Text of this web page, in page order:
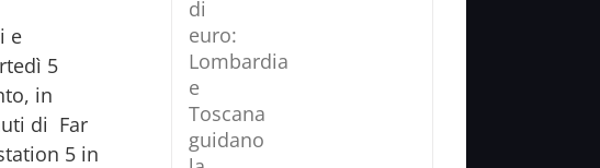
e
5
in
di Far
5 in